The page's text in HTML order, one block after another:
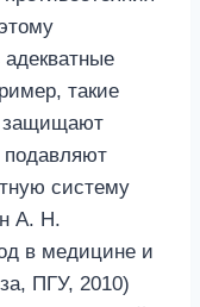
такие
защищают
подавляют
систему
А. Н.
в медицине и
ПГУ, 2010)